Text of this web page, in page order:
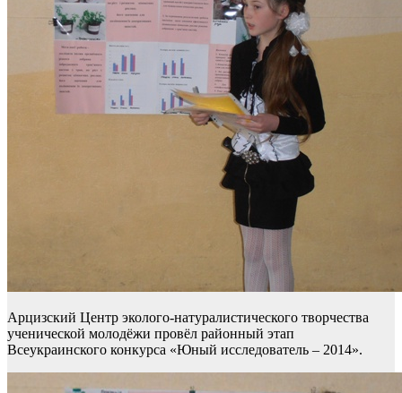
Арцизский Центр эколого-натуралистического творчества
ученической молодёжи провёл районный этап
Всеукраинского конкурса «Юный исследователь – 2014».